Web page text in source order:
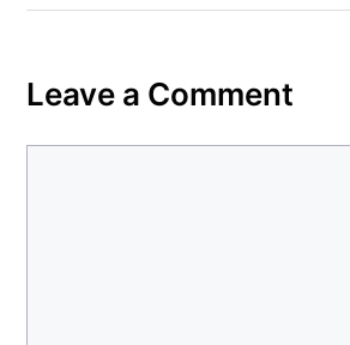
Leave a Comment